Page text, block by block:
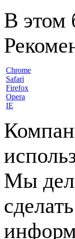
В этом
Chrome
Safari
Firefox
Opera
IE
Мы